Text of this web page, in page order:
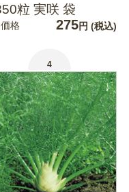
粒 実咲 袋
格 275円 (税込)
4